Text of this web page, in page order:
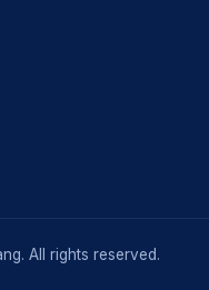
All rights reserved.